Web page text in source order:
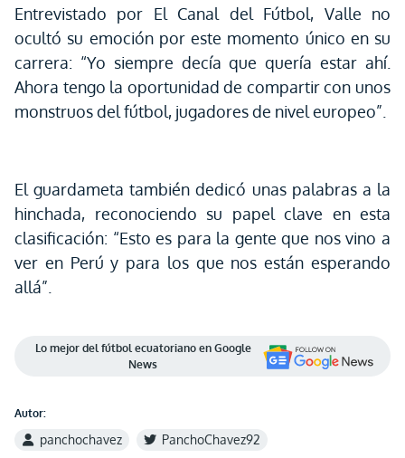
Entrevistado por El Canal del Fútbol, Valle no
ocultó su emoción por este momento único en su
carrera: “Yo siempre decía que quería estar ahí.
Ahora tengo la oportunidad de compartir con unos
monstruos del fútbol, jugadores de nivel europeo”.
El guardameta también dedicó unas palabras a la
hinchada, reconociendo su papel clave en esta
clasificación: “Esto es para la gente que nos vino a
ver en Perú y para los que nos están esperando
allá”.
Lo mejor del fútbol ecuatoriano en Google
News
Autor:
panchochavez
PanchoChavez92